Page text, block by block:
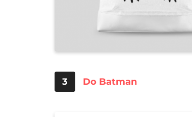
3 Do Batman